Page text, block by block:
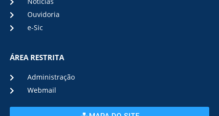
Ouvidoria
e-Sic
ÁREA RESTRITA
Administração
Webmail